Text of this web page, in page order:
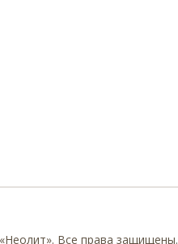
Все права защищены.